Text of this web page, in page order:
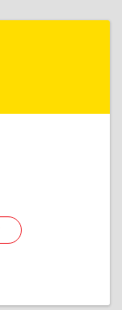
ул, дом